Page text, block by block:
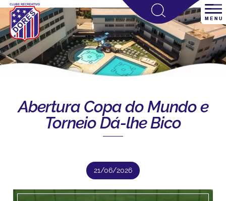
Abertura Copa do Mundo e
Torneio Dá-lhe Bico
21/06/2026